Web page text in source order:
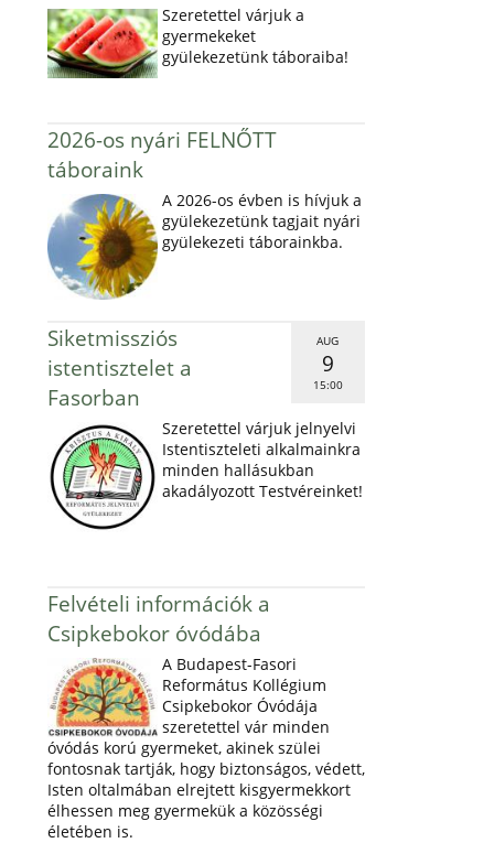
Szeretettel várjuk a
gyermekeket
gyülekezetünk táboraiba!
2026-os nyári FELNŐTT
táboraink
A 2026-os évben is hívjuk a
gyülekezetünk tagjait nyári
gyülekezeti táborainkba.
AUG
9
15:00
Siketmissziós
istentisztelet a
Fasorban
Szeretettel várjuk jelnyelvi
Istentiszteleti alkalmainkra
minden hallásukban
akadályozott Testvéreinket!
Felvételi információk a
Csipkebokor óvódába
A Budapest-Fasori
Református Kollégium
Csipkebokor Óvódája
szeretettel vár minden
óvódás korú gyermeket, akinek szülei
fontosnak tartják, hogy biztonságos, védett,
Isten oltalmában elrejtett kisgyermekkort
élhessen meg gyermekük a közösségi
életében is.